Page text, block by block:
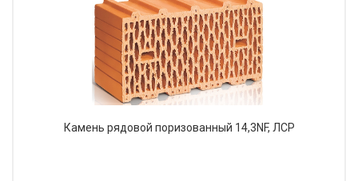
Камень рядовой поризованный 14,3NF, ЛСР